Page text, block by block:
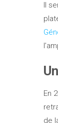
Il
En
de